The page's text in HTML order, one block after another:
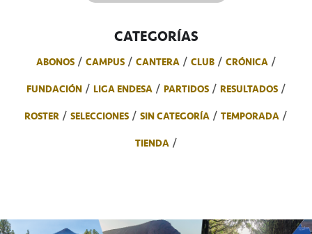
CATEGORÍAS
ABONOS CAMPUS CANTERA CLUB
CRÓNICA
FUNDACIÓN
LIGA ENDESA PARTIDOS
RESULTADOS
ROSTER
SELECCIONES SIN CATEGORÍA
TEMPORADA
TIENDA